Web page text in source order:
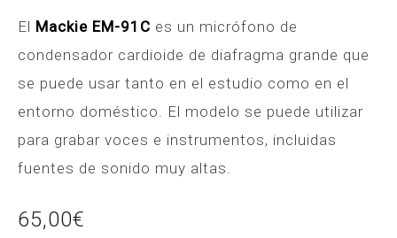
El Mackie EM-91C es un micrófono de
condensador cardioide de diafragma grande que
se puede usar tanto en el estudio como en el
entorno doméstico. El modelo se puede utilizar
para grabar voces e instrumentos, incluidas
fuentes de sonido muy altas.
65,00€